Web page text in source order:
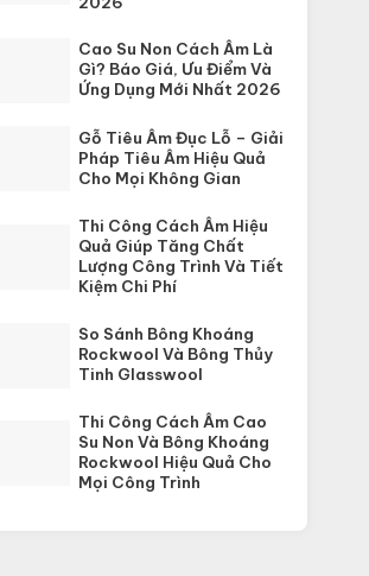
Cao Su Non Cách Âm Là
Gì? Báo Giá, Ưu Điểm Và
Ứng Dụng Mới Nhất 2026
Gỗ Tiêu Âm Đục Lỗ – Giải
Pháp Tiêu Âm Hiệu Quả
Cho Mọi Không Gian
Thi Công Cách Âm Hiệu
Quả Giúp Tăng Chất
Lượng Công Trình Và Tiết
Kiệm Chi Phí
So Sánh Bông Khoáng
Rockwool Và Bông Thủy
Tinh Glasswool
Thi Công Cách Âm Cao
Su Non Và Bông Khoáng
Rockwool Hiệu Quả Cho
Mọi Công Trình